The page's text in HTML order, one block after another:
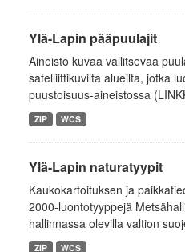
Ylä-Lapin pääpuulajit
Aineisto kuvaa vallitsevaa
satelliittikuvilta alueilta, jotka
puustoisuus-aineistossa
ZIP WCS
Ylä-Lapin naturatyypit
Kaukokartoituksen ja
2000-luontotyyppejä
hallinnassa olevilla valtion
ZIP WCS